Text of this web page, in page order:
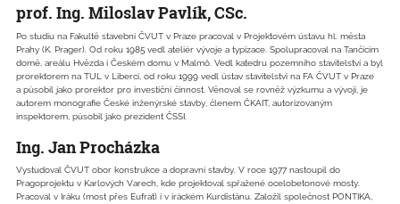
prof. Ing. Miloslav Pavlík, CSc.
Po studiu na Fakultě stavební ČVUT v Praze pracoval v Projektovém ústavu hl. města
Prahy (K. Prager). Od roku 1985 vedl ateliér vývoje a typizace. Spolupracoval na Tančícím
domě, areálu Hvězda i Českém domu v Malmö. Vedl katedru pozemního stavitelství a byl
prorektorem na TUL v Liberci, od roku 1999 vedl ústav stavitelství na FA ČVUT v Praze
a působil jako prorektor pro investiční činnost. Věnoval se rovněž výzkumu a vývoji, je
autorem monografie České inženýrské stavby, členem ČKAIT, autorizovaným
inspektorem, působil jako prezident ČSSI.
Ing. Jan Procházka
Vystudoval ČVUT obor konstrukce a dopravní stavby. V roce 1977 nastoupil do
Pragoprojektu v Karlových Varech, kde projektoval spřažené ocelobetonové mosty.
Pracoval v Iráku (most přes Eufrat) i v iráckém Kurdistánu. Založil společnost PONTIKA,